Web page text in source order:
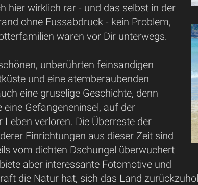
hier wirklich rar - und das selbst in der
ohne Fussabdruck - kein Problem,
waren vor Dir unterwegs.
unberührten feinsandigen
und eine atemberaubenden
eine gruselige Geschichte, denn
Gefangeneninsel, auf der
verloren. Die Überreste der
Einrichtungen aus dieser Zeit sind
vom dichten Dschungel überwuchert
aber interessante Fotomotive und
die Natur hat, sich das Land